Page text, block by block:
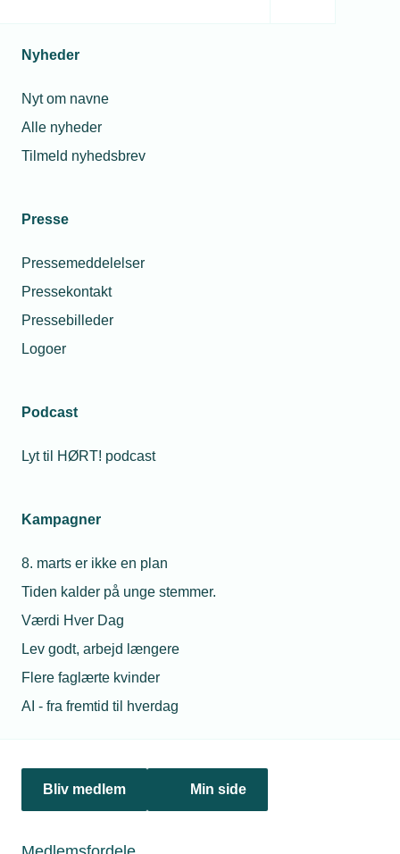
Nyheder
Nyt om navne
Alle nyheder
Tilmeld nyhedsbrev
Presse
Pressemeddelelser
Pressekontakt
Pressebilleder
Logoer
Podcast
Lyt til HØRT! podcast
Kampagner
8. marts er ikke en plan
Tiden kalder på unge stemmer.
Værdi Hver Dag
Lev godt, arbejd længere
Flere faglærte kvinder
AI - fra fremtid til hverdag
Bliv medlem Min side
Politik & analyse
jura@tekniq.dk
tekniq@tekniq.dk